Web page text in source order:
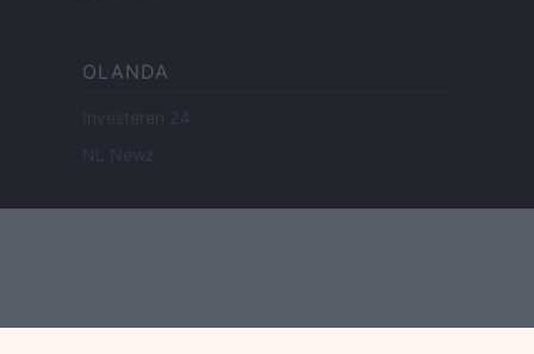
OLANDA
Investeren 24
NL Newz